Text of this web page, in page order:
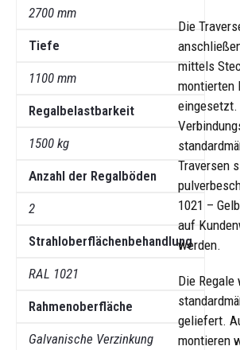
2700 mm
Tiefe
1100 mm
Regalbelastbarkeit
1500 kg
Anzahl der Regalböden
2
Strahloberflächenbehandlung
RAL 1021
Rahmenoberfläche
Galvanische Verzinkung
Die
mittels
montierten
eingesetzt.
Traversen
1021 –
auf
werden.
Die Regale
geliefert.
montieren